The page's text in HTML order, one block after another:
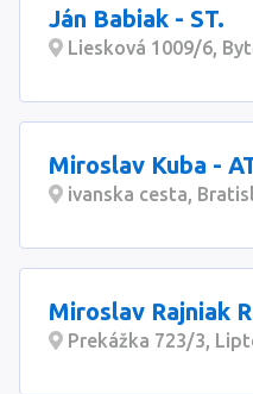
Ján Babiak - ST.
Liesková 1009/6,
Miroslav Kuba -
ivanska cesta,
Miroslav Rajniak
Prekážka 723/3,